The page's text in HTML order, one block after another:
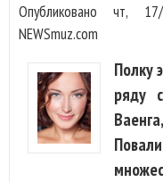
Опубликованочт,
NEWSmuz.com
Полку
ряду